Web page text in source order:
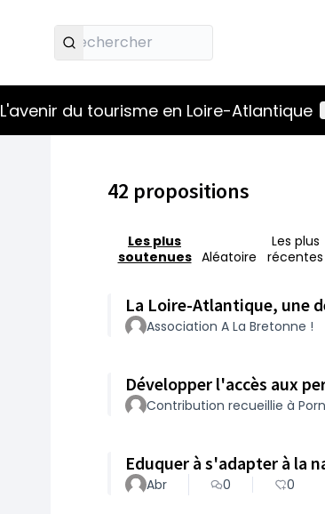
L'avenir du tourisme en Loire-Atlantique
42 propositions
Les plus
soutenues Aléatoire
Les plus
récentes
La Loire-Atlantique, une
Association A La Bretonne !
Développer l'accès aux
Contribution recueillie à
Eduquer à s'adapter à la
Abr 0 0